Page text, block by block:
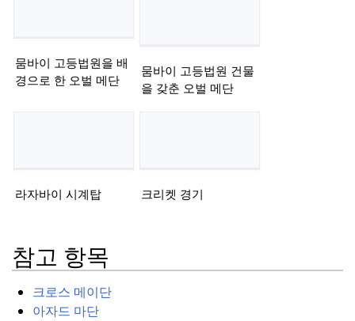
뭄바이 고등법원을 배
경으로 한 오벌 메단
뭄바이 고등법원 건물
을 갖춘 오벌 메단
라자바이 시계탑 크리켓 경기
참고 항목
크로스 메이단
아자드 마단